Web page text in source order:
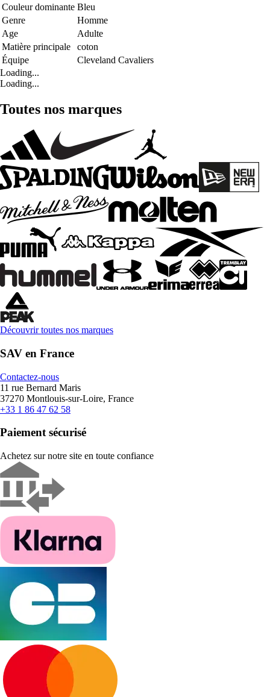
Couleur dominante Bleu
Genre
Homme
Age
Adulte
Matière principale
coton
Équipe
Cleveland Cavaliers
Loading...
Loading...
Toutes nos marques
Découvrir toutes nos marques
SAV en France
Contactez-nous
11 rue Bernard Maris
37270 Montlouis-sur-Loire, France
+33 1 86 47 62 58
Paiement sécurisé
Achetez sur notre site en toute confiance